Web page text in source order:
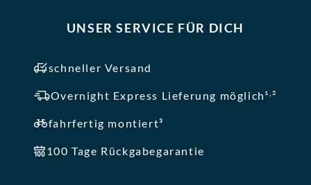
UNSER SERVICE FÜR DICH
schneller Versand
Overnight Express Lieferung möglich¹,²
fahrfertig montiert³
100 Tage Rückgabegarantie